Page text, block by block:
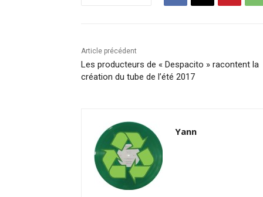
Article précédent
Les producteurs de « Despacito » racontent la
création du tube de l’été 2017
Yann